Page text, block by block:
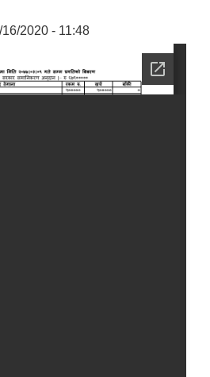
2020 - 11:48